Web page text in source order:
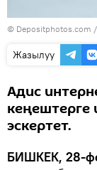
© Depositphotos.com
Жазылуу
Адис
кеңештерге
эскертет.
БИШКЕК, 28-